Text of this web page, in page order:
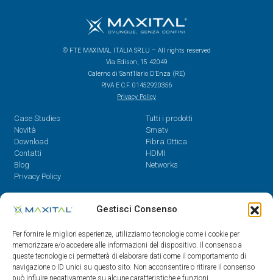
Gestisci Consenso
Per fornire le migliori esperienze, utilizziamo tecnologie come i cookie per
memorizzare e/o accedere alle informazioni del dispositivo. Il consenso a
queste tecnologie ci permetterà di elaborare dati come il comportamento di
navigazione o ID unici su questo sito. Non acconsentire o ritirare il consenso
può influire negativamente su alcune caratteristiche e funzioni.
© FTE MAXIMAL ITALIA SRLU – All rights reserved
Via Edison, 15 42049
Calerno di Sant’Ilario D’Enza (RE)
P.IVA E C.F. 01452920356
Privacy Policy
Case Studies
Novità
Download
Contatti
Blog
Privacy Policy
Tutti i prodotti
Smatv
Fibra Ottica
HDMI
Networks
Contatti
08.30 - 12.30 / 14 - 18
0522/909701
0522/909748